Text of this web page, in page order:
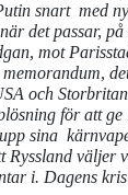
snart med
det passar, på
mot
memorandum,
och
för att
sina
Ryssland väljer
i. Dagens